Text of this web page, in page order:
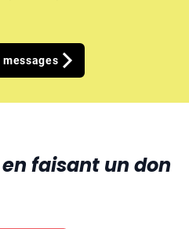
messages
faisant un don